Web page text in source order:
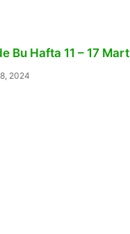
Bu Hafta 11 – 17 Mart
2024